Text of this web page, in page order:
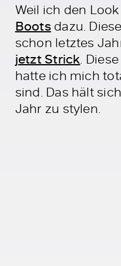
Weil ich den
Bootsdazu.
schon letztes
jetzt Strick.
hatte ich mich
sind. Das hält
Jahr zu stylen.